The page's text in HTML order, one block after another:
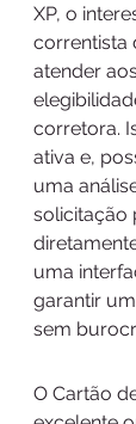
XP, o
correntista
atender
corretora.
ativa e,
uma
solicitação
uma
garantir
sem
O Cartão